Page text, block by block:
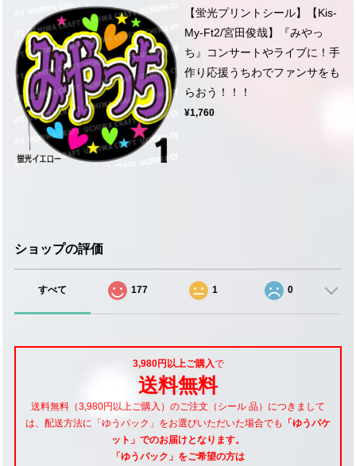
【蛍光プリントシール】【Kis-
My-Ft2/宮田俊哉】『みやっ
ち』コンサートやライブに！手
作り応援うちわでファンサをも
らおう！！！
¥1,760
ショップの評価
すべて 177 1 0
3,980円以上ご購入で
送料無料
送料無料（3,980円以上ご購入）のご注文（シール 品）につきまして
は、配送方法に「ゆうパック」をお選びいただいた場合でも
「ゆうパケ
ット」でのお届けとなります。
「ゆうパック」をご希望の方は